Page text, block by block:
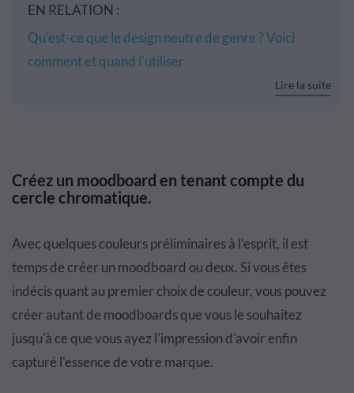
EN RELATION :
Qu'est-ce que le design neutre de genre ? Voici
comment et quand l'utiliser
Lire la suite
Créez un moodboard en tenant compte du
cercle chromatique.
Avec quelques couleurs préliminaires à l'esprit, il est
temps de créer un moodboard ou deux. Si vous êtes
indécis quant au premier choix de couleur, vous pouvez
créer autant de moodboards que vous le souhaitez
jusqu'à ce que vous ayez l'impression d'avoir enfin
capturé l'essence de votre marque.